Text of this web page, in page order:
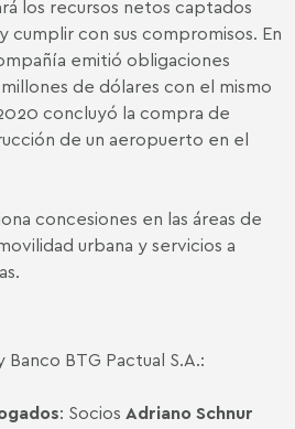
los recursos netos captados
con sus compromisos. En
emitió obligaciones
de dólares con el mismo
concluyó la compra de
de un aeropuerto en el
concesiones en las áreas de
urbana y servicios a
Banco BTG Pactual S.A.:
: Socios Adriano Schnur